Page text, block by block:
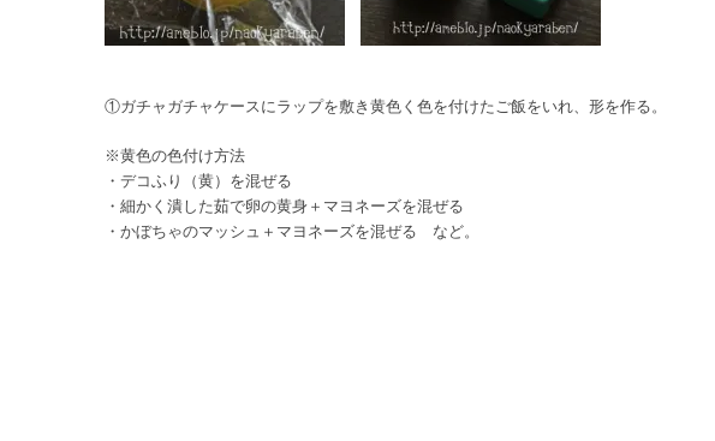
①ガチャガチャケースにラップを敷き黄色く色を付けたご飯をいれ、形を作る。
※黄色の色付け方法
・デコふり（黄）を混ぜる
・細かく潰した茹で卵の黄身＋マヨネーズを混ぜる
・かぼちゃのマッシュ＋マヨネーズを混ぜる など。